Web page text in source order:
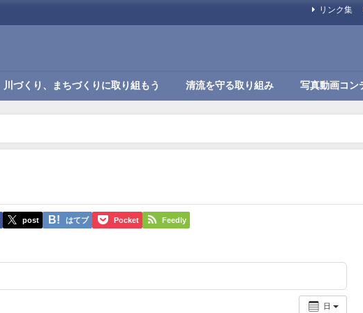
リンク集
川づくり、まちづくりに取り組もう 清流を守る取り組み 写真動画コン
post はてブ Pocket Feedly
日